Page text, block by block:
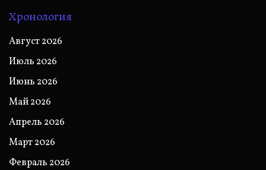
Хронология
Август 2026
Июль 2026
Июнь 2026
Май 2026
Апрель 2026
Март 2026
Февраль 2026